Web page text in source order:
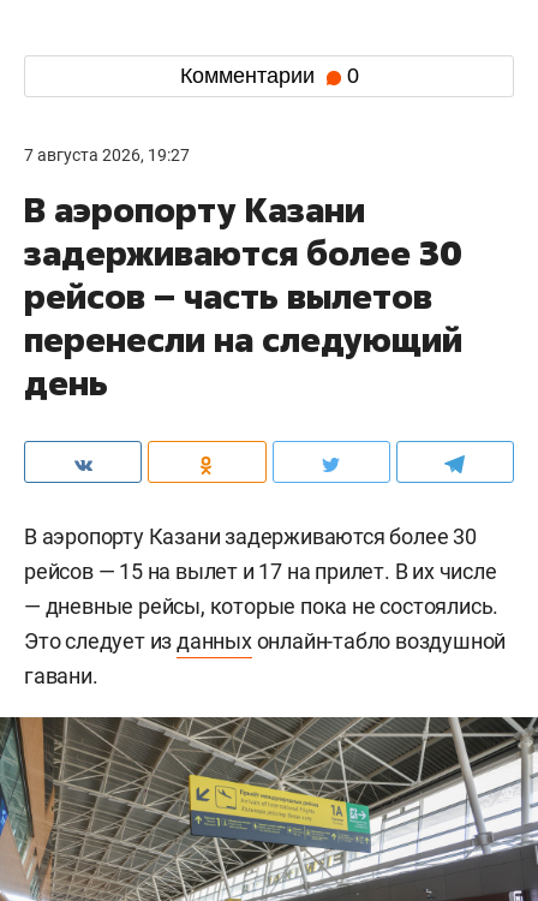
Комментарии 0
7 августа 2026, 19:27
В аэропорту Казани
задерживаются более 30
рейсов – часть вылетов
перенесли на следующий
день
В аэропорту Казани задерживаются более 30
рейсов — 15 на вылет и 17 на прилет. В их числе
— дневные рейсы, которые пока не состоялись.
Это следует изданныхонлайн-табло воздушной
гавани.